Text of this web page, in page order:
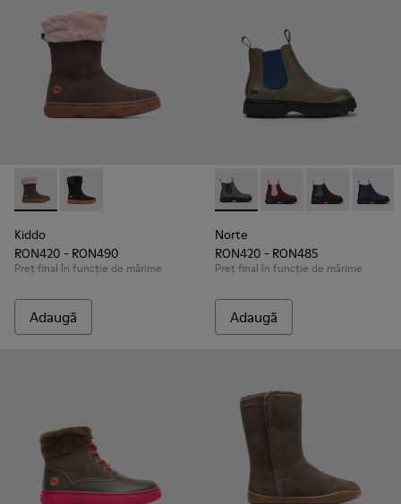
Kiddo - K900139-005 - Brown Gray
Kiddo - K900139-003
Kiddo
RON420 - RON490
Preț final în funcție de mărime
Adaugă
Norte - K900149-011 -
Norte - K900149-026
Norte -Norte
Norte
RON420 - RON485
Preț final în funcție de mărime
Adaugă